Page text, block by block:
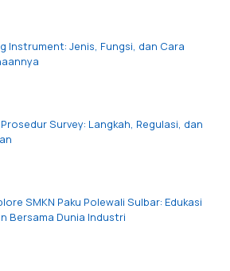
Instrument: Jenis, Fungsi, dan Cara
Survey: Langkah, Regulasi, dan
SMKN Paku Polewali Sulbar: Edukasi
Bersama Dunia Industri